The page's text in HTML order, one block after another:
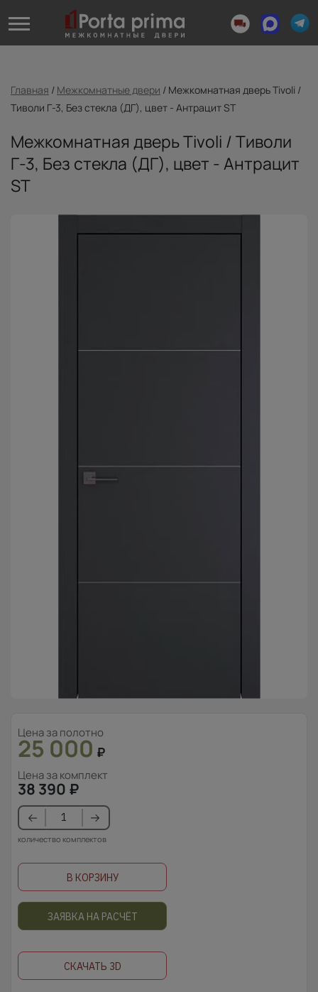
Главная / Межкомнатные двери / Межкомнатная дверь Tivoli /
Тиволи Г-3, Без стекла (ДГ), цвет - Антрацит ST
Межкомнатная дверь Tivoli / Тиволи
Г-3, Без стекла (ДГ), цвет - Антрацит
ST
Цена за полотно
25 000 ₽
Цена за комплект
38 390 ₽
количество комплектов
В КОРЗИНУ
ЗАЯВКА НА РАСЧЁТ
СКАЧАТЬ 3D